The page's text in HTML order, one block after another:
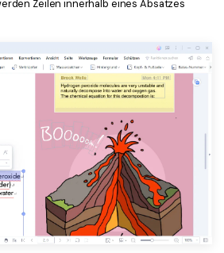
Zeilen innerhalb eines Absatzes